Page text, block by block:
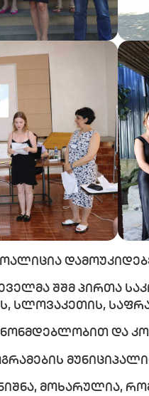
შშმ პირთა
სლოვაკეთის,
და
მოხარულია,